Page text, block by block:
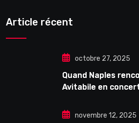
Article récent
octobre 27, 2025
Quand Naples
Avitabile en
novembre 12, 2025